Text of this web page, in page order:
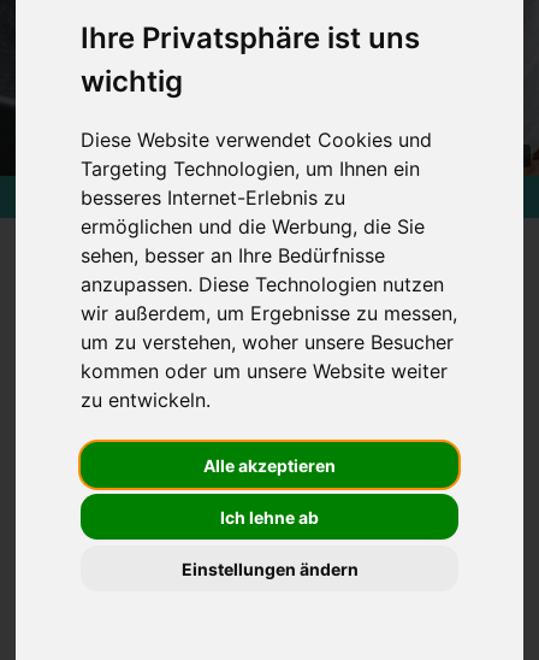
Ihre Privatsphäre ist uns
wichtig
Diese Website verwendet Cookies und
Targeting Technologien, um Ihnen ein
besseres Internet-Erlebnis zu
ermöglichen und die Werbung, die Sie
sehen, besser an Ihre Bedürfnisse
anzupassen. Diese Technologien nutzen
wir außerdem, um Ergebnisse zu messen,
um zu verstehen, woher unsere Besucher
kommen oder um unsere Website weiter
zu entwickeln.
Alle akzeptieren
Ich lehne ab
Einstellungen ändern
Digitales Fuhrpark- und
Schadenmanagement mit
vielen
Funktionen
Wir bieten Ihnen umfangreiche Funktionen
für Ihre größten Herausforderungen in der
Schadenabwicklung sowie im